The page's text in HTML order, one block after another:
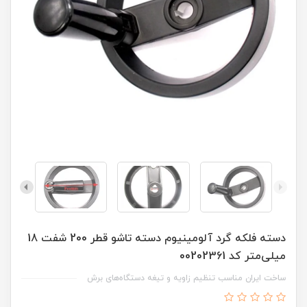
دسته فلکه گرد آلومینیوم دسته تاشو قطر 200 شفت 18
میلی‌متر کد 00202361
ساخت ایران مناسب تنظیم زاویه و تیغه دستگاه‌های برش